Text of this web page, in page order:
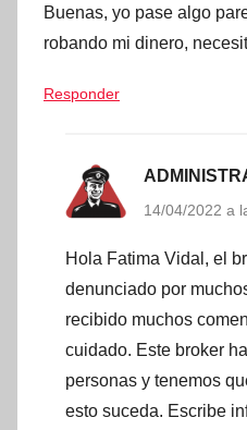
Buenas, yo pase algo
robando mi dinero,
Responder
14/04/2022 a
Hola Fatima Vidal, el
denunciado por
recibido muchos
cuidado. Este broker
personas y tenemos
esto suceda. Escribe